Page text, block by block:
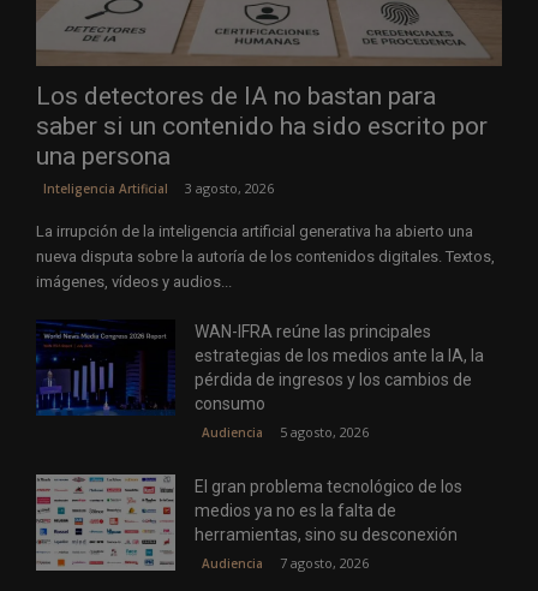
Los detectores de IA no bastan para
saber si un contenido ha sido escrito por
una persona
Inteligencia Artificial 3 agosto, 2026
La irrupción de la inteligencia artificial generativa ha abierto una
nueva disputa sobre la autoría de los contenidos digitales. Textos,
imágenes, vídeos y audios...
WAN-IFRA reúne las principales
estrategias de los medios ante la IA, la
pérdida de ingresos y los cambios de
consumo
Audiencia 5 agosto, 2026
El gran problema tecnológico de los
medios ya no es la falta de
herramientas, sino su desconexión
Audiencia 7 agosto, 2026